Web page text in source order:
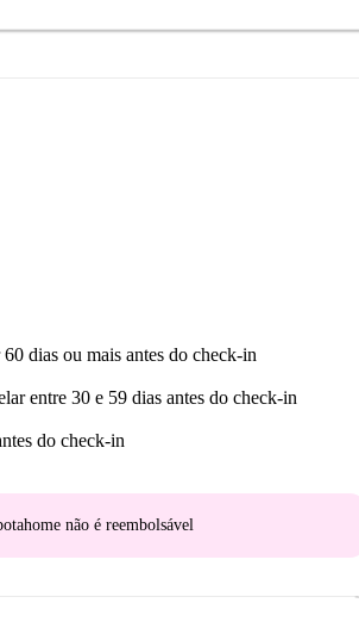
na Viale Romagna e o Street Dumplings.
60 dias ou mais antes do check-in
entre 30 e 59 dias antes do check-in
do check-in
não é reembolsável